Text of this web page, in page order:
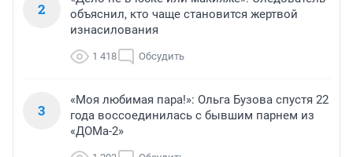
2
объяснил, кто чаще становится жертвой
изнасилования
1 418 Обсудить
3
«Моя любимая пара!»: Ольга Бузова спустя 22
года воссоединилась с бывшим парнем из
«ДОМа-2»